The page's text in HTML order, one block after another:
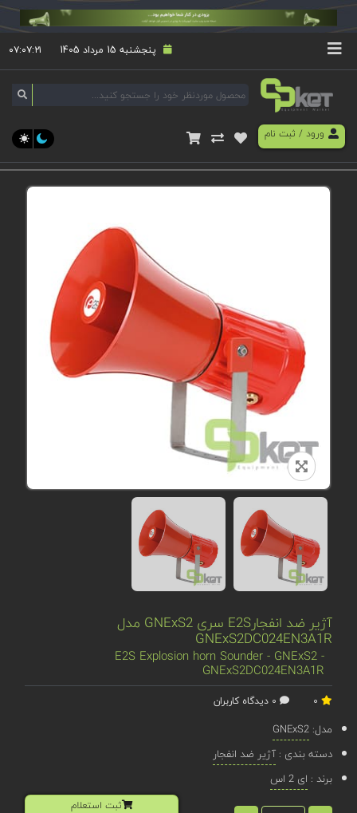
پنجشنبه 15 مرداد 1405 ۰۷:۰۷:۲۱
ورود/ ثبت نام
آژیر ضد انفجارE2S سری GNExS2 مدل
GNExS2DC024EN3A1R
E2S Explosion horn Sounder - GNExS2 -
GNExS2DC024EN3A1R
مدل:GNExS2
دسته بندی :آژیر ضد انفجار
برند : ای 2 اس
ثبت استعلام